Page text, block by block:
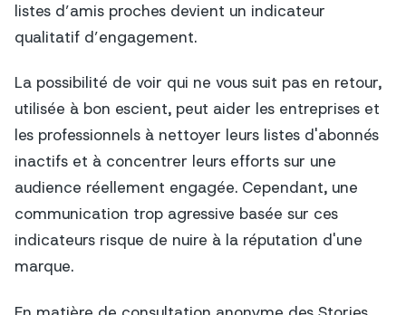
listes d’amis proches devient un indicateur
qualitatif d’engagement.
La possibilité de voir qui ne vous suit pas en retour,
utilisée à bon escient, peut aider les entreprises et
les professionnels à nettoyer leurs listes d'abonnés
inactifs et à concentrer leurs efforts sur une
audience réellement engagée. Cependant, une
communication trop agressive basée sur ces
indicateurs risque de nuire à la réputation d'une
marque.